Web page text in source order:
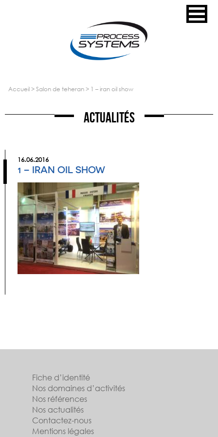
accueil> salon de teheran> 1 – iran oil show
Actualités
16.06.2016
1 – IRAN OIL SHOW
Fiche d’identité
Nos domaines d’activités
Nos références
Nos actualités
Contactez-nous
Mentions légales